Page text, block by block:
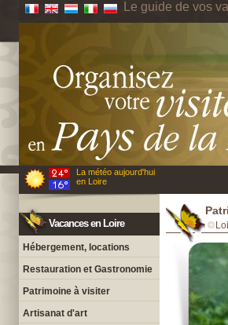
Le guide de vos
La météo aujourd'hui
en Loire
Vacances en Loire
Hébergement, locations
Restauration et Gastronomie
Patrimoine à visiter
Artisanat d'art